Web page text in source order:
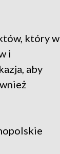
który w
i
aby